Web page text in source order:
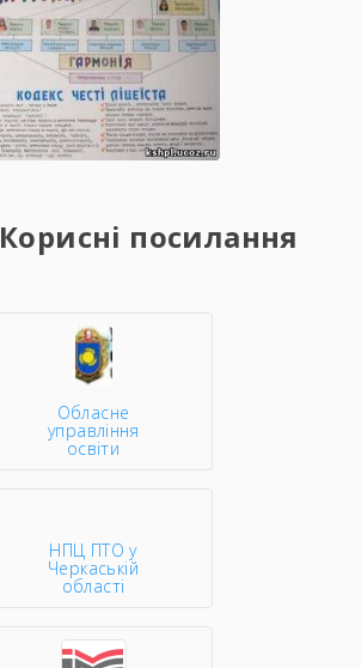
Корисні посилання
Обласне
управління
освіти
НПЦ ПТО у
Черкаській
області